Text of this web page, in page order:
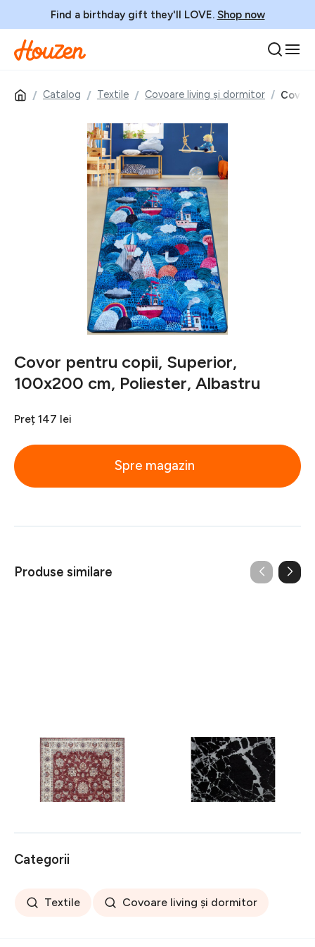
Find a birthday gift they'll LOVE. Shop now
Catalog Textile Covoare living și dormitor
Covor pentru copii, Superior,
100x200 cm, Poliester, Albastru
Preț 147 lei
Spre magazin
Produse similare
Covor rezistent Eko, ALT
05 - Red, Ivory, 100%
poliester, 80 x 150 cm
256 lei
Covor rezistent SM 21 -
Black, Silver XW, 80x300
441 lei
Categorii
Textile Covoare living și dormitor